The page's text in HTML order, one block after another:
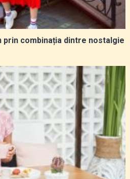
prin combinația dintre nostalgie